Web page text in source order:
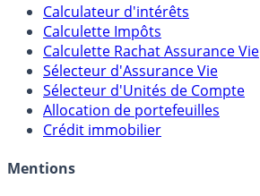
Calculateur d'intérêts
Calculette Impôts
Calculette Rachat Assurance Vie
Sélecteur d'Assurance Vie
Sélecteur d'Unités de Compte
Allocation de portefeuilles
Crédit immobilier
Mentions